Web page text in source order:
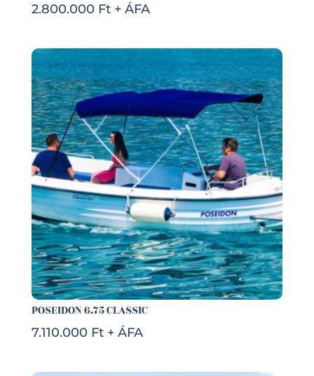
2.800.000 Ft + ÁFA
POSEIDON 6.75 CLASSIC
7.110.000 Ft + ÁFA